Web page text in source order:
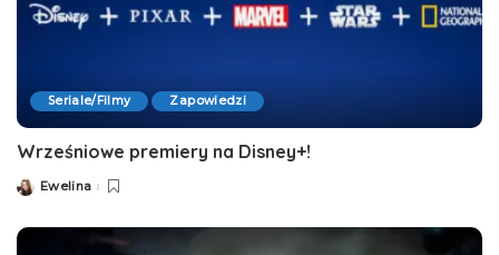
Seriale/Filmy Zapowiedzi
Wrześniowe premiery na Disney+!
PostedEwelina